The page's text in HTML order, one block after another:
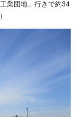
業団地」行きで約34